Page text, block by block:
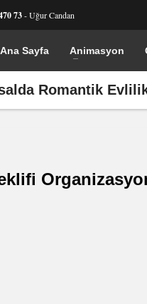
73- Uğur Candan
Ana Sayfa Animasyon
Romantik